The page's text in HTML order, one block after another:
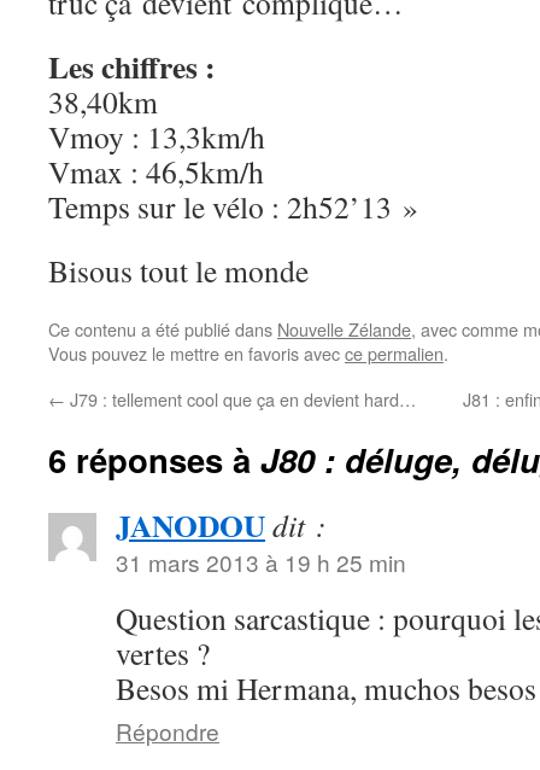
Les chiffres :
38,40km
Vmoy : 13,3km/h
Vmax : 46,5km/h
Temps sur le vélo : 2h52’13 »
Bisous tout le monde
Ce contenu a été publié dans Nouvelle Zélande, avec comme
Vous pouvez le mettre en favoris avecce permalien.
← J79 : tellement cool que ça en devient hard… J81 :
6 réponses à J80 : déluge,
JANODOUdit :
31 mars 2013 à 19 h 25 min
Question sarcastique : pourquoi
vertes ?
Besos mi Hermana, muchos besos
Répondre